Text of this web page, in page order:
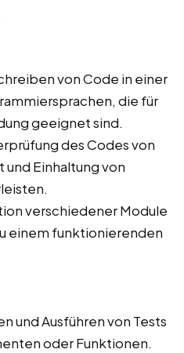
von Code in einer
die für
geeignet sind.
des Codes von
und Einhaltung von
verschiedener Module
einem funktionierenden
und Ausführen von Tests
oder Funktionen.